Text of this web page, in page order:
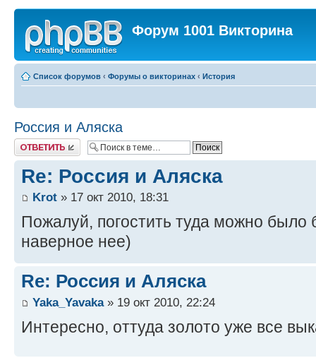
Форум 1001 Викторина
Список форумов ‹ Форумы о викторинах ‹ История
Россия и Аляска
Ответить
Re: Россия и Аляска
Krot » 17 окт 2010, 18:31
Пожалуй, погостить туда можно было
наверное нее)
Re: Россия и Аляска
Yaka_Yavaka» 19 окт 2010, 22:24
Интересно, оттуда золото уже все